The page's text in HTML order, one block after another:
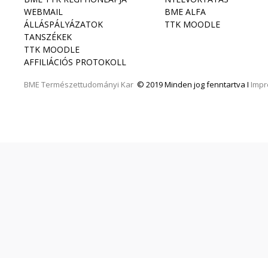
WEBMAIL
ÁLLÁSPÁLYÁZATOK
TANSZÉKEK
TTK MOODLE
AFFILIÁCIÓS PROTOKOLL
BME Természettudományi Kar © 2019 Minden jog fenntartva I
BME ALFA
TTK MOODLE